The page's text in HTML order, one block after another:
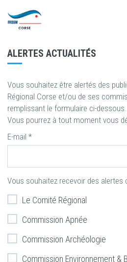
ALERTES ACTUALITÉS
ALERTES ACTUALITÉS
Vous souhaitez être alertés des
Régional Corse et/ou de ses
remplissant le formulaire ci-dessous.
Vous pourrez à tout moment vous
E-mail *
Vous souhaitez recevoir des alertes
Le Comité Régional
Commission Apnée
Commission Archéologie
Commission Environnement &